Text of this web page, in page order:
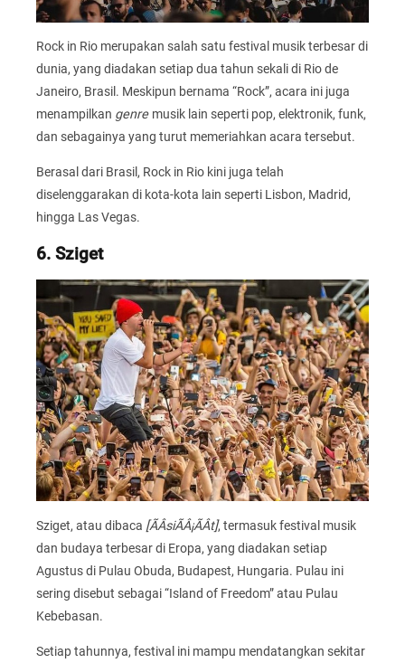
Rock in Rio merupakan salah satu festival musik terbesar di
dunia, yang diadakan setiap dua tahun sekali di Rio de
Janeiro, Brasil. Meskipun bernama “Rock”, acara ini juga
menampilkan genre musik lain seperti pop, elektronik, funk,
dan sebagainya yang turut memeriahkan acara tersebut.
Berasal dari Brasil, Rock in Rio kini juga telah
diselenggarakan di kota-kota lain seperti Lisbon, Madrid,
hingga Las Vegas.
6. Sziget
Sziget, atau dibaca [ÃÂsiÃÂ¡ÃÂt], termasuk festival musik
dan budaya terbesar di Eropa, yang diadakan setiap
Agustus di Pulau Obuda, Budapest, Hungaria. Pulau ini
sering disebut sebagai “Island of Freedom” atau Pulau
Kebebasan.
Setiap tahunnya, festival ini mampu mendatangkan sekitar